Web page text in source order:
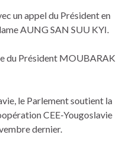
un appel du Président en
AUNG SAN SUU KYI.
du Président MOUBARAK
le Parlement soutient la
CEE-Yougoslavie
dernier.